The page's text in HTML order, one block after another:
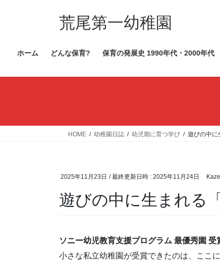
ス
ン
荒尾第一幼稚園
ホーム どんな保育? 保育の発展史 1990年代・2000年代
HOME 幼稚園日誌 幼児期に育つ学び 遊びの中に
2025年11月23日 / 最終更新日時 : 2025年11月24日
遊びの中に生まれる
ソニー幼児教育支援プログラム 最優秀園 受
小さな私立幼稚園が受賞できたのは、ここ